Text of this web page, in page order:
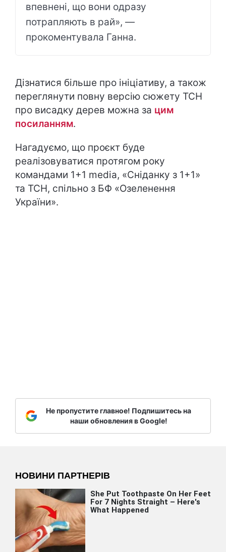
впевнені, що вони одразу
потрапляють в рай», —
прокоментувала Ганна.
Дізнатися більше про ініціативу, а також
переглянути повну версію сюжету ТСН
про висадку дерев можна за цим
посиланням.
Нагадуємо, що проєкт буде
реалізовуватися протягом року
командами 1+1 media, «Сніданку з 1+1»
та ТСН, спільно з БФ «Озеленення
України».
Не пропустите главное! Подпишитесь на
наши обновления в Google!